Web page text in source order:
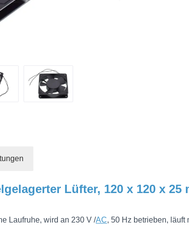
Lüfter, 120 x 120 x 25
Laufruhe, wird an 230 V /AC, 50 Hz betrieben, läuft